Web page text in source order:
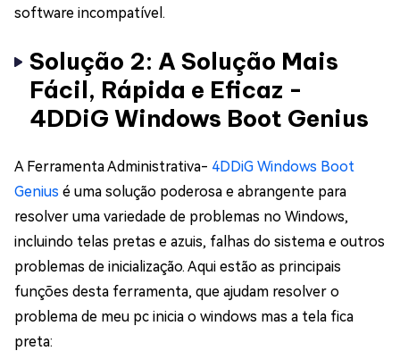
software incompatível.
Solução 2: A Solução Mais
Fácil, Rápida e Eficaz -
4DDiG Windows Boot Genius
A Ferramenta Administrativa- 4DDiG Windows Boot
Genius é uma solução poderosa e abrangente para
resolver uma variedade de problemas no Windows,
incluindo telas pretas e azuis, falhas do sistema e outros
problemas de inicialização. Aqui estão as principais
funções desta ferramenta, que ajudam resolver o
problema de meu pc inicia o windows mas a tela fica
preta: